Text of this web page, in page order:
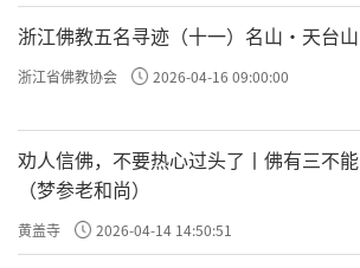
浙江佛教五名寻迹（十一）名山·天台山
浙江省佛教协会 2026-04-16 09:00:00
劝人信佛，不要热心过头了丨佛有三不能
（梦参老和尚）
黄盖寺 2026-04-14 14:50:51